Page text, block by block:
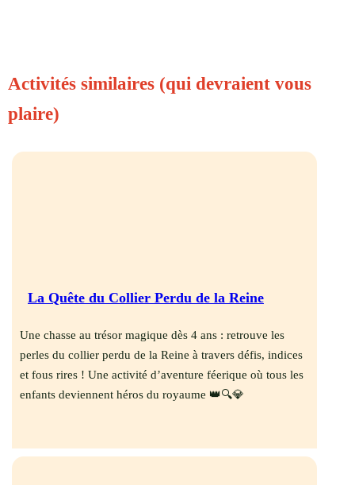
Activités similaires (qui devraient vous
plaire)
La Quête du Collier Perdu de la Reine
Une chasse au trésor magique dès 4 ans : retrouve les
perles du collier perdu de la Reine à travers défis, indices
et fous rires ! Une activité d’aventure féerique où tous les
enfants deviennent héros du royaume 👑🔍💎